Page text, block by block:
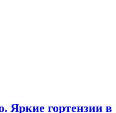
Яркие гортензии в